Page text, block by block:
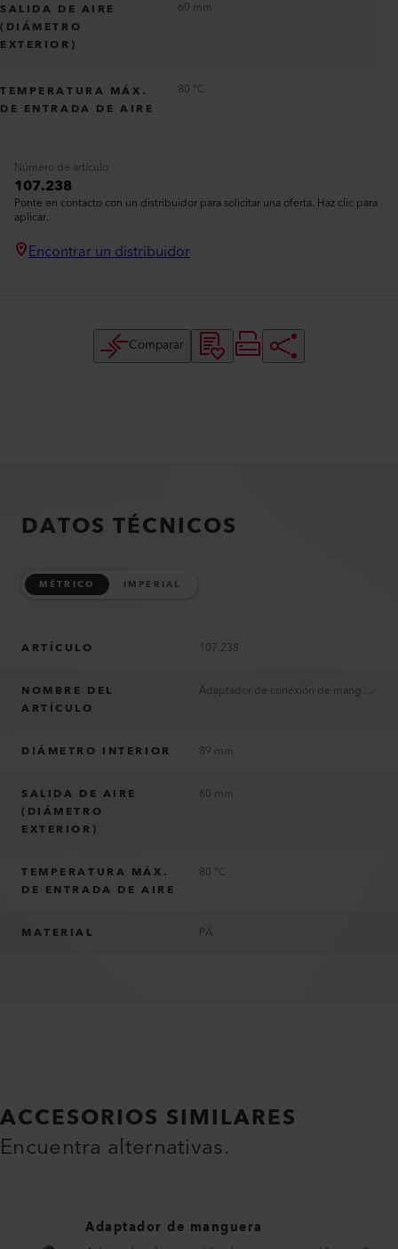
SALIDA DE AIRE
(DIÁMETRO
EXTERIOR)
60 mm
TEMPERATURA MÁX.
DE ENTRADA DE AIRE
80 °C
Número de artículo
107.238
Ponte en contacto con un distribuidor para solicitar una oferta. Haz clic para
aplicar.
Encontrar un distribuidor
Comparar
DATOS TÉCNICOS
MÉTRICO IMPERIAL
ARTÍCULO 107.238
NOMBRE DEL
ARTÍCULO
DIÁMETRO INTERIOR 89 mm
SALIDA DE AIRE
(DIÁMETRO
EXTERIOR)
60 mm
TEMPERATURA MÁX.
DE ENTRADA DE AIRE
80 °C
MATERIAL PA
ACCESORIOS SIMILARES
Encuentra alternativas.
Adaptador de manguera